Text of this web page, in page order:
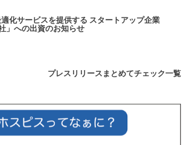
化サービスを提供する スタートアップ企業
」への出資のお知らせ
プレスリリースまとめてチェック一覧